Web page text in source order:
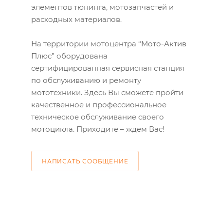
элементов тюнинга, мотозапчастей и
расходных материалов.
На территории мотоцентра “Мото-Актив
Плюс” оборудована
сертифицированная сервисная станция
по обслуживанию и ремонту
мототехники. Здесь Вы сможете пройти
качественное и профессиональное
техническое обслуживание своего
мотоцикла. Приходите – ждем Вас!
НАПИСАТЬ СООБЩЕНИЕ